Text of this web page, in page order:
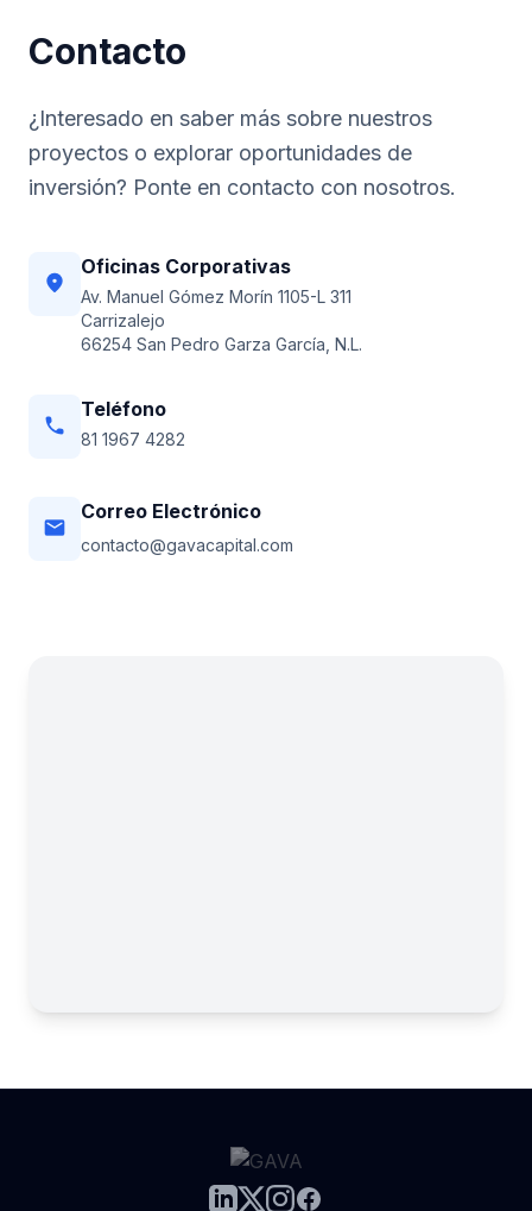
Contacto
¿Interesado en saber más sobre nuestros
proyectos o explorar oportunidades de
inversión? Ponte en contacto con nosotros.
location_on
Oficinas Corporativas
Av. Manuel Gómez Morín 1105-L 311
Carrizalejo
66254 San Pedro Garza García, N.L.
phone
Teléfono
81 1967 4282
email
Correo Electrónico
contacto@gavacapital.com